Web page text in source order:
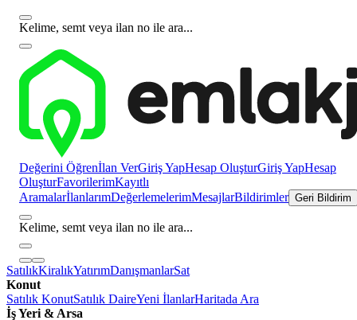
Kelime, semt veya ilan no ile ara...
Değerini Öğrenİlan VerGiriş YapHesap OluşturGiriş YapHesap
OluşturFavorilerimKayıtlı
AramalarİlanlarımDeğerlemelerimMesajlarBildirimler Geri Bildirim
Kelime, semt veya ilan no ile ara...
SatılıkKiralıkYatırımDanışmanlarSat
Konut
Satılık KonutSatılık DaireYeni İlanlarHaritada Ara
İş Yeri & Arsa